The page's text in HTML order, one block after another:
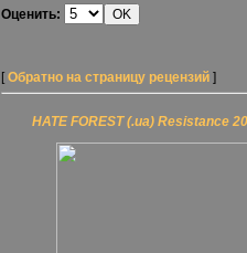
Оценить:
[Обратно на страницу рецензий ]
HATE FOREST (.ua) Resistance